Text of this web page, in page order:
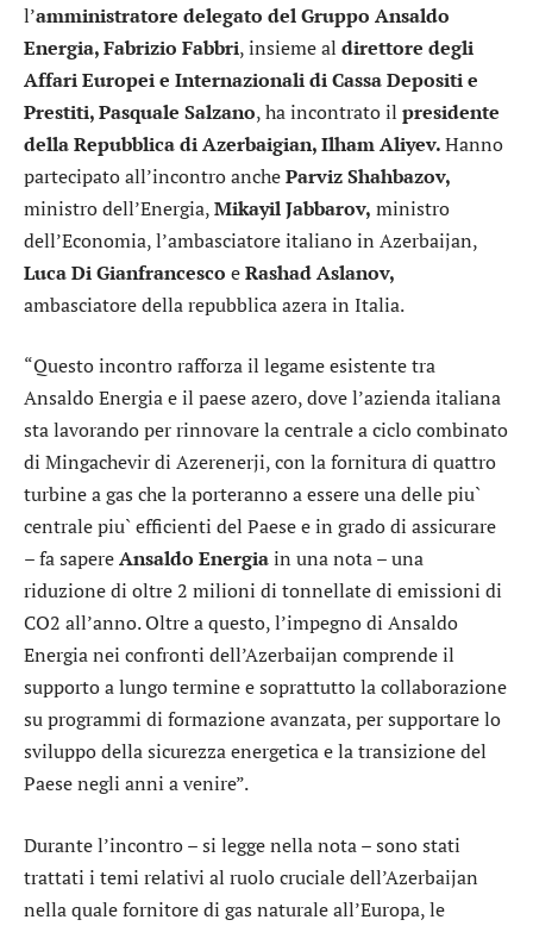
l’amministratore delegato del Gruppo Ansaldo
Energia, Fabrizio Fabbri, insieme al direttore degli
Affari Europei e Internazionali di Cassa Depositi e
Prestiti, Pasquale Salzano, ha incontrato il presidente
della Repubblica di Azerbaigian, Ilham Aliyev.Hanno
partecipato all’incontro ancheParviz Shahbazov,
ministro dell’Energia,Mikayil Jabbarov, ministro
dell’Economia, l’ambasciatore italiano in Azerbaijan,
Luca Di Gianfrancesco eRashad Aslanov,
ambasciatore della repubblica azera in Italia.
“Questo incontro rafforza il legame esistente tra
Ansaldo Energia e il paese azero, dove l’azienda italiana
sta lavorando per rinnovare la centrale a ciclo combinato
di Mingachevir di Azerenerji, con la fornitura di quattro
turbine a gas che la porteranno a essere una delle piu`
centrale piu` efficienti del Paese e in grado di assicurare
– fa sapereAnsaldo Energiain una nota – una
riduzione di oltre 2 milioni di tonnellate di emissioni di
CO2 all’anno. Oltre a questo, l’impegno di Ansaldo
Energia nei confronti dell’Azerbaijan comprende il
supporto a lungo termine e soprattutto la collaborazione
su programmi di formazione avanzata, per supportare lo
sviluppo della sicurezza energetica e la transizione del
Paese negli anni a venire”.
Durante l’incontro – si legge nella nota – sono stati
trattati i temi relativi al ruolo cruciale dell’Azerbaijan
nella quale fornitore di gas naturale all’Europa, le